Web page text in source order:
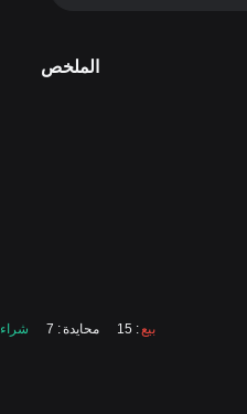
الملخص
بيع: 15 محايدة: 7 شراء